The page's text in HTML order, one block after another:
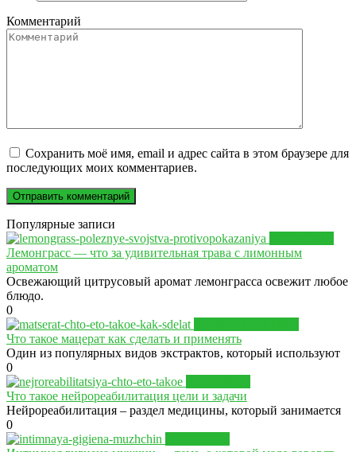
Комментарий
Сохранить моё имя, email и адрес сайта в этом браузере для
последующих моих комментариев.
Популярные записи
Лемонграсс — что за удивительная трава с лимонным
ароматом
Освежающий цитрусовый аромат лемонграсса освежит любое
блюдо.
0
Что такое мацерат как сделать и применять
Один из популярных видов экстрактов, который используют
0
Что такое нейрореабилитация цели и задачи
Нейрореабилитация – раздел медицины, который занимается
0